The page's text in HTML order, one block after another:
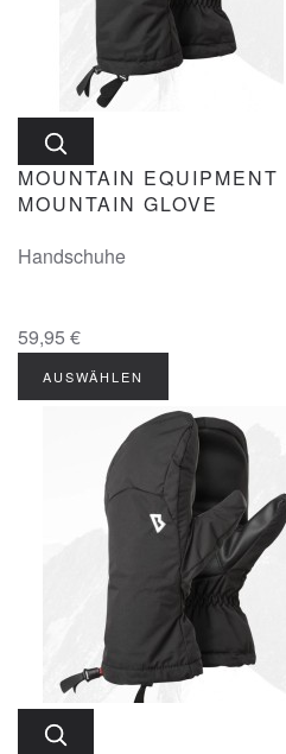
MOUNTAIN EQUIPMENT
MOUNTAIN GLOVE
Handschuhe
59,95 €
AUSWÄHLEN